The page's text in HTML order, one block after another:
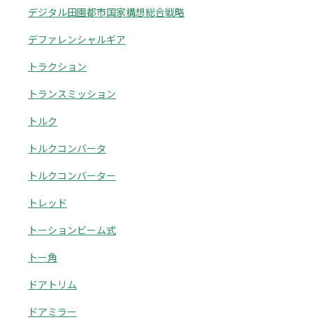
デジタル田園都市国家構想総合戦略
デファレンシャルギア
トラクション
トランスミッション
トルク
トルクコンバータ
トルクコンバーター
トレッド
トーションビーム式
トー角
ドアトリム
ドアミラー